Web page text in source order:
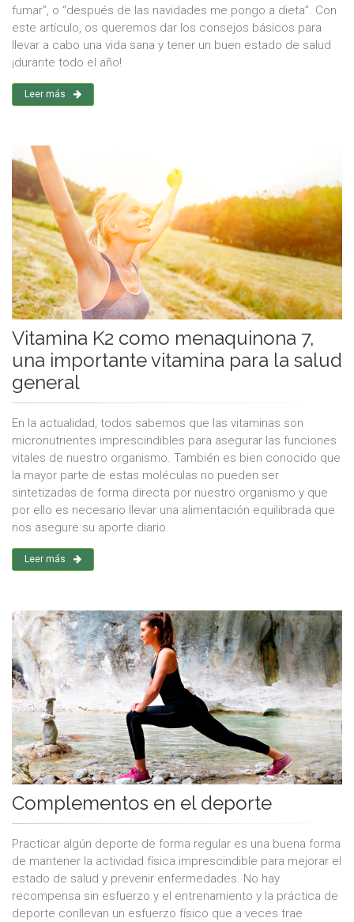
fumar”, o “después de las navidades me pongo a dieta”. Con
este artículo, os queremos dar los consejos básicos para
llevar a cabo una vida sana y tener un buen estado de salud
¡durante todo el año!
Leer más
Vitamina K2 como menaquinona 7,
una importante vitamina para la salud
general
En la actualidad, todos sabemos que las vitaminas son
micronutrientes imprescindibles para asegurar las funciones
vitales de nuestro organismo. También es bien conocido que
la mayor parte de estas moléculas no pueden ser
sintetizadas de forma directa por nuestro organismo y que
por ello es necesario llevar una alimentación equilibrada que
nos asegure su aporte diario.
Leer más
Complementos en el deporte
Practicar algún deporte de forma regular es una buena forma
de mantener la actividad física imprescindible para mejorar el
estado de salud y prevenir enfermedades. No hay
recompensa sin esfuerzo y el entrenamiento y la práctica de
deporte conllevan un esfuerzo físico que a veces trae